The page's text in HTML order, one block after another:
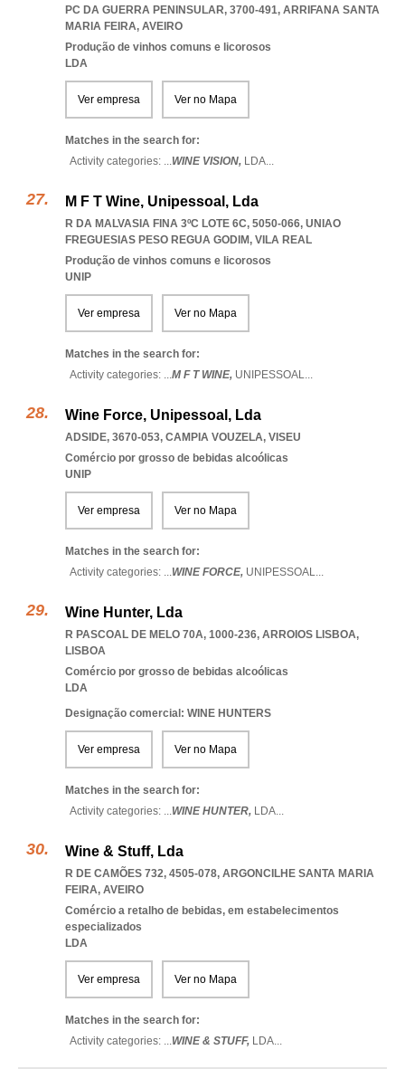
PC DA GUERRA PENINSULAR, 3700-491, ARRIFANA SANTA
MARIA FEIRA, AVEIRO
Produção de vinhos comuns e licorosos
LDA
Ver empresa Ver no Mapa
Matches in the search for:
Activity categories: ...WINE VISION, LDA...
M F T Wine, Unipessoal, Lda
R DA MALVASIA FINA 3ºC LOTE 6C, 5050-066, UNIAO
FREGUESIAS PESO REGUA GODIM, VILA REAL
Produção de vinhos comuns e licorosos
UNIP
Ver empresa Ver no Mapa
Matches in the search for:
Activity categories: ...M F T WINE, UNIPESSOAL...
Wine Force, Unipessoal, Lda
ADSIDE, 3670-053, CAMPIA VOUZELA, VISEU
Comércio por grosso de bebidas alcoólicas
UNIP
Ver empresa Ver no Mapa
Matches in the search for:
Activity categories: ...WINE FORCE, UNIPESSOAL...
Wine Hunter, Lda
R PASCOAL DE MELO 70A, 1000-236, ARROIOS LISBOA,
LISBOA
Comércio por grosso de bebidas alcoólicas
LDA
Designação comercial: WINE HUNTERS
Ver empresa Ver no Mapa
Matches in the search for:
Activity categories: ...WINE HUNTER, LDA...
Wine & Stuff, Lda
R DE CAMÕES 732, 4505-078, ARGONCILHE SANTA MARIA
FEIRA, AVEIRO
Comércio a retalho de bebidas, em estabelecimentos
especializados
LDA
Ver empresa Ver no Mapa
Matches in the search for:
Activity categories: ...WINE & STUFF, LDA...